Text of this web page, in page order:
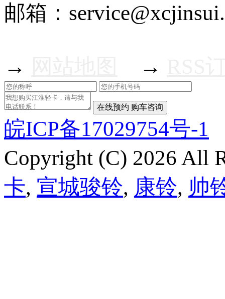
邮箱：
→ →
皖ICP备17029754号-1
Copyright (C) 2026
卡, 宣城骏铃, 康铃, 帅